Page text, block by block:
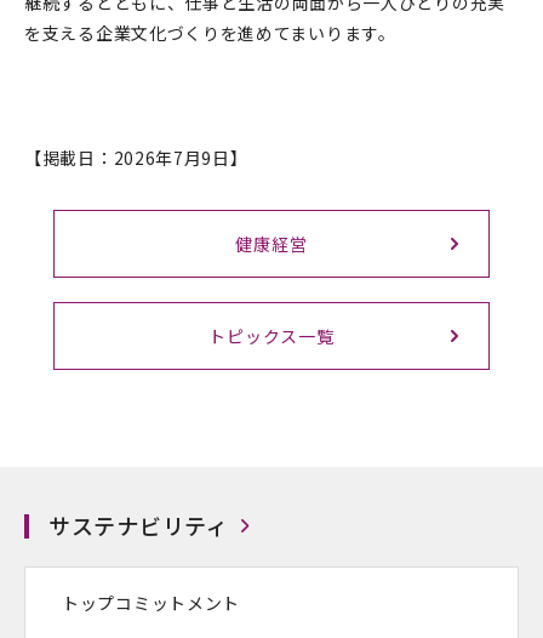
を支える企業文化づくりを進めてまいります。
【掲載日：2026年7月9日】
健康経営
トピックス一覧
サステナビリティ
トップコミットメント